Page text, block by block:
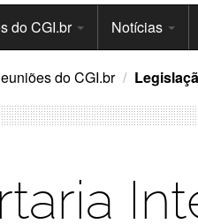
do CGI.br Notícias
do CGI.br